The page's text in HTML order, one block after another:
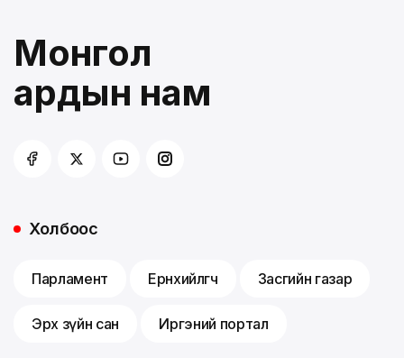
Монгол
ардын нам
Холбоос
Парламент Ерөнхийлөгч Засгийн газар
Эрх зүйн сан Иргэний портал